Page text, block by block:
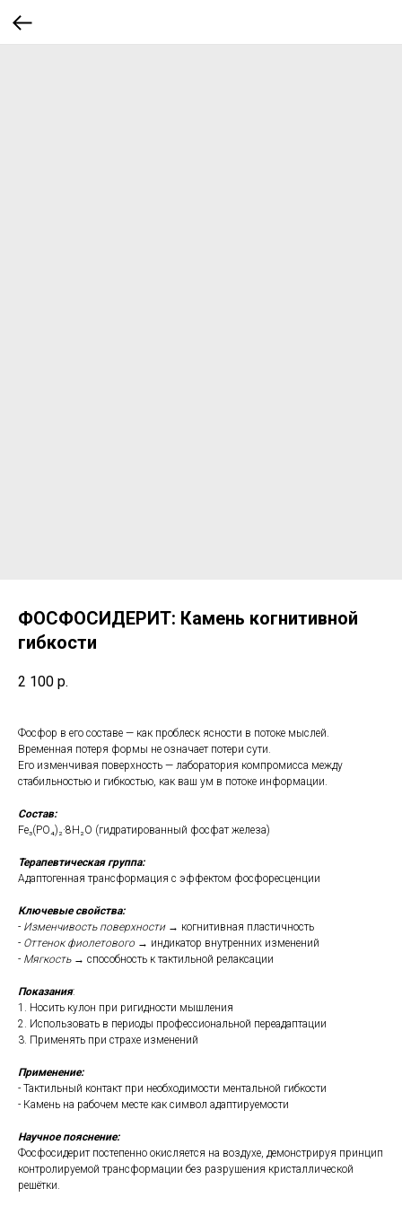
ФОСФОСИДЕРИТ: Камень когнитивной
гибкости
2 100 р.
Фосфор в его составе — как проблеск ясности в потоке мыслей.
Временная потеря формы не означает потери сути.
Его изменчивая поверхность — лаборатория компромисса между
стабильностью и гибкостью, как ваш ум в потоке информации.
Состав:
Fe₃(PO₄)₂·8H₂O (гидратированный фосфат железа)
Терапевтическая группа:
Адаптогенная трансформация с эффектом фосфоресценции
Ключевые свойства:
- Изменчивость поверхности→ когнитивная пластичность
- Оттенок фиолетового → индикатор внутренних изменений
- Мягкость→ способность к тактильной релаксации
Показания:
1. Носить кулон при ригидности мышления
2. Использовать в периоды профессиональной переадаптации
3. Применять при страхе изменений
Применение:
- Тактильный контакт при необходимости ментальной гибкости
- Камень на рабочем месте как символ адаптируемости
Научное пояснение:
Фосфосидерит постепенно окисляется на воздухе, демонстрируя принцип
контролируемой трансформации без разрушения кристаллической
решётки.